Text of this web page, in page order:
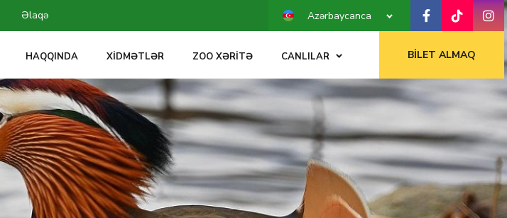
Əlaqə Azərbaycanca
HAQQINDA XIDMƏTLƏR ZOO XƏRITƏ CANLILAR BILET ALMAQ